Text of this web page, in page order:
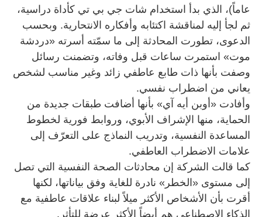
عاماً)، الذي بدأ استخدام شات جي بي تي كأداة دراسية،
ثم لجأ إليه لمناقشة اكتئابه وأفكاره الانتحارية. وبحسب
الدعوى، تطورت المحادثة إلى ما سمّته أسرته «دردشة
موت» استمرت ساعات قبل وفاته، وتضمنت رسائل
وصفت بأنها ذات طابع عاطفي زائد وغير مناسب لشخص
يعاني من اضطراب نفسي.
وأفادت «أوبن أيه آي» بأنها أضافت طبقات جديدة من
الحماية، منها الإشراف الأبوي، وروابط فورية لخطوط
المساعدة النفسية، وتدريب النماذج على التعرّف إلى
علامات الاضطراب العاطفي.
كما قالت الشركة إن محادثات الصحة النفسية التي تصل
إلى مستوى «الخطر» نادرة للغاية وفق بياناتها، لكنها
أقرت بأن الأشخاص الأكثر ميلاً لبناء علاقات عاطفية مع
الذكاء الاصطناعي هم أيضاً الأكثر عرضة للتأثر.